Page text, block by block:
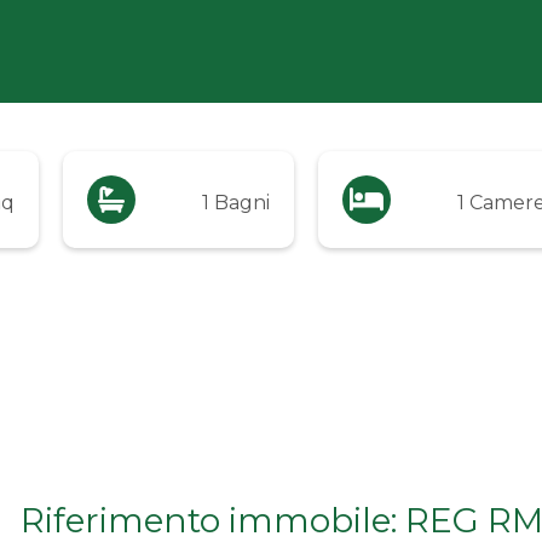
1 Bagni 1
Riferimento immobile: REG